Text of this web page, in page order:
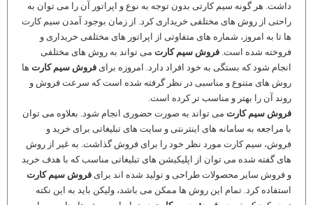
داشت. هر گونه سیم کارتی بدون توجه به نوع و اپراتور آن را می توان به
راحتی از روش های مختلفی خریداری کرد. از زمان بوجود آمدن سیم کارت
ها تا به امروز، شماره های متفاوتی از اپراتور های مختلفی خریداری و
فروخته شده است. فروش سیم کارت می تواند به روش های مختلفی
انجام شود که بستگی به خود افراد دارد. امروزه برای فروش سیم کارت ها
روش های متنوع و مناسبی در نظر گرفته شده است که سرعت فروش و
روند آن را بهتر و مناسب تر کرده است.
فروش سیم کارت می تواند به صورت حضوری انجام شود. بعلاوه می توان
با مراجعه به سامانه های اینترنتی و سایت های تبلیغاتی برای خرید و
فروش، سیم کارت مورد نظر خود را برای فروش گذاشت. به غیر از روش
های گفته شده می توان از اپلیکیشن های تبلیغاتی مناسب که با هدف خرید
و فروش سایر محصولات طراحی و تولید شده اند برای فروش سیم کارت
استفاده کرد. تمام این روش ها ممکن می باشد، ولیکن باید به این نکته